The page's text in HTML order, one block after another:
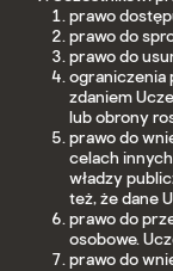
prawo
prawo do
prawo do
ograniczenia
zdaniem
lub obrony
prawo do
celach
władzy
też, że dane
prawo do
osobowe.
prawo do